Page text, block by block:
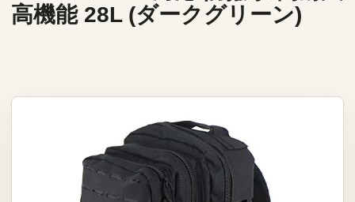
高機能 28L (ダークグリーン)